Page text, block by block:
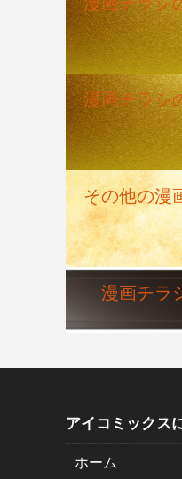
漫画チラシ
その他の漫
漫画チラ
アイコミックス
ホーム